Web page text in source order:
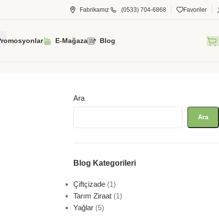
Fabrikamız (0533) 704-6868 Favoriler
E-Mağaza Blog
Ara
Ara
Blog Kategorileri
Çiftçizade(1)
Tarım Ziraat(1)
Yağlar(5)